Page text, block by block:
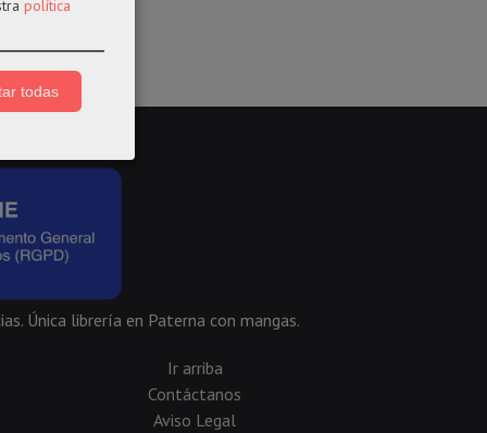
Única librería en Paterna con mangas.
Ir arriba
Contáctanos
Aviso Legal
política
todas